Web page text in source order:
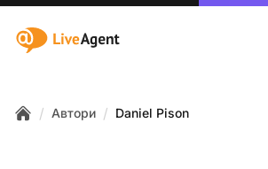
:site.title
/ Автори / Daniel Pison